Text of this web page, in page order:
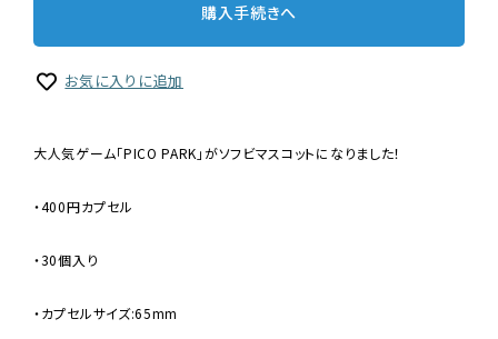
購入手続きへ
お気に入りに追加
大人気ゲーム「PICO PARK」がソフビマスコットになりました！
・400円カプセル
・30個入り
・カプセルサイズ:65mm